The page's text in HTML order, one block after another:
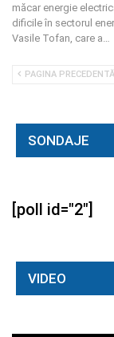
măcar energie
dificile în sectorul
Vasile Tofan, care a
PAGINA PRECEDENTĂ
SONDAJE
[poll id="2"]
VIDEO